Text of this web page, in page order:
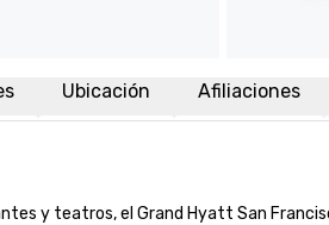
Ubicación Afiliaciones
y teatros, el Grand Hyatt San